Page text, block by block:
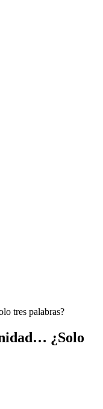
tres palabras?
¿Solo